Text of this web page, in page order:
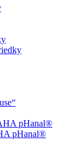
pHanal®
pHanal®